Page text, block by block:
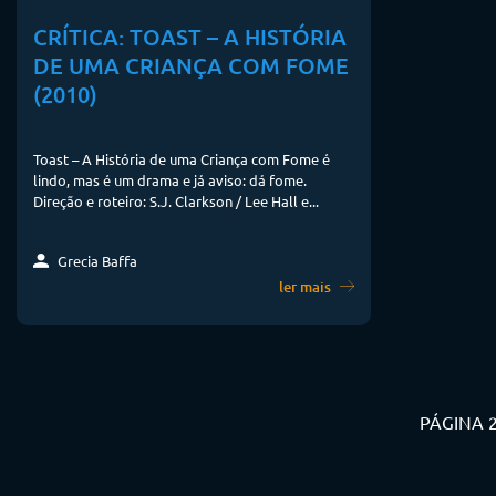
CRÍTICA: TOAST – A HISTÓRIA
DE UMA CRIANÇA COM FOME
(2010)
Toast – A História de uma Criança com Fome é
lindo, mas é um drama e já aviso: dá fome.
Direção e roteiro: S.J. Clarkson / Lee Hall e...
Grecia Baffa
ler mais
PÁGINA